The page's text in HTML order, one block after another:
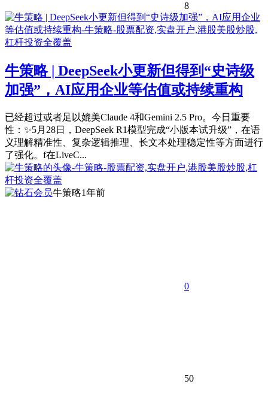
8
牛策略 | DeepSeek小更新但得到“史诗级
加强”，AI应用企业等估值或持续重构
已经超过或者足以媲美Claude 4和Gemini 2.5 Pro。今日重要
性：✨5月28日，DeepSeek R1模型完成“小版本试升级”，在语
义理解精准性、复杂逻辑推理、长文本处理稳定性等方面进行
了强化。f在LiveC...
牛策略1年前
0
50